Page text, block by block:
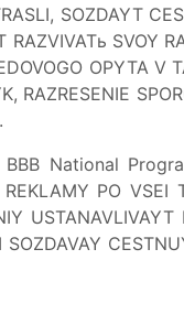
SOZDAYT
SVOY
OPYTA V
RAZRESENIE
National
PO VSEI
USTANAVLIVAYT